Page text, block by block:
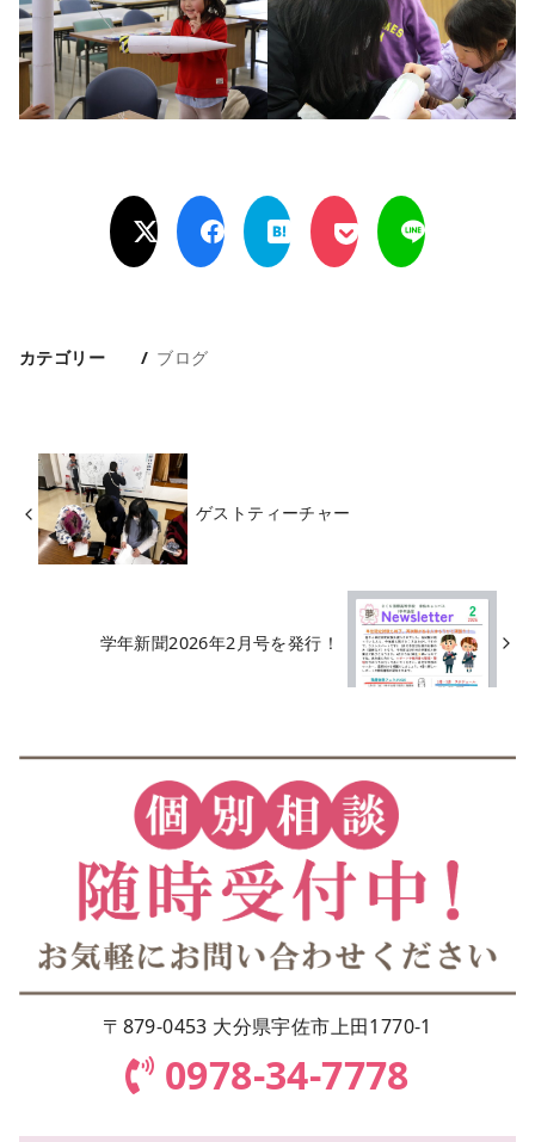
カテゴリー ブログ
ゲストティーチャー
学年新聞2026年2月号を発行！
〒879-0453 大分県宇佐市上田1770-1
0978-34-7778